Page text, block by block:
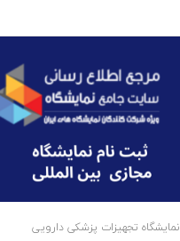
نمایشگاه تجهیزات پزشکی دارویی